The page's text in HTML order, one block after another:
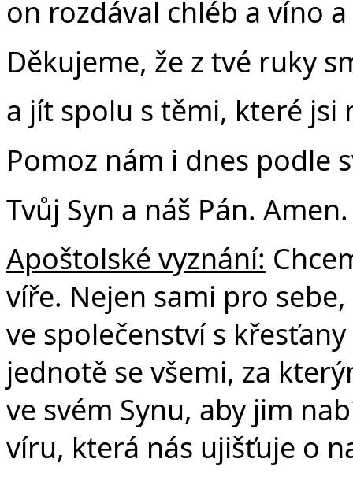
on rozdával chléb a víno
Děkujeme, že z tvé ruky
a jít spolu s těmi, které jsi
Pomoz nám i dnes podle
Tvůj Syn a náš Pán. Amen.
Apoštolské vyznání:
víře. Nejen sami pro
ve společenství s
jednotě se všemi, za
ve svém Synu, aby jim
víru, která nás ujišťuje o